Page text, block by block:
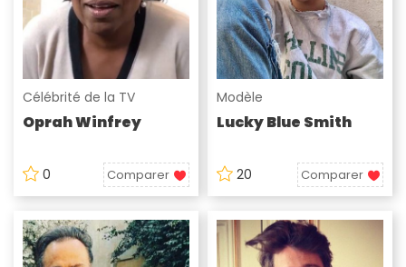
Célébrité de la TV
Oprah Winfrey
0 Comparer
Modèle
Lucky Blue Smith
20 Comparer